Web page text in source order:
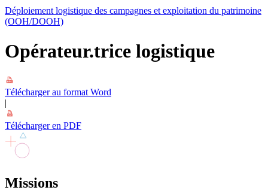
Déploiement logistique des campagnes et exploitation du patrimoine
(OOH/DOOH)
Opérateur.trice logistique
Télécharger au format Word
|
Télécharger en PDF
Missions